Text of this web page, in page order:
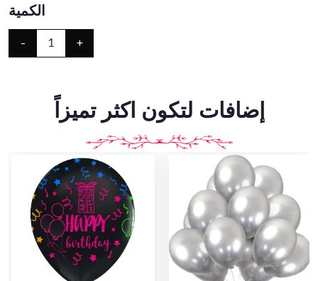
الكمية
- 1 +
إضافات لتكون اكثر تميزاً